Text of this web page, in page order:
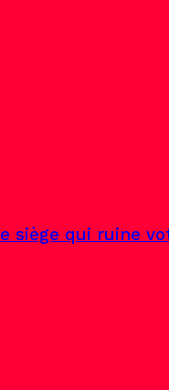
siège qui ruine